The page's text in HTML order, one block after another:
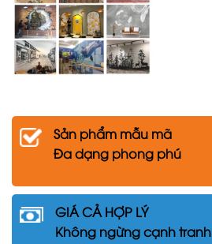
Sản phẩm mẫu mã
Đa dạng phong phú
GIÁ CẢ HỢP LÝ
Không ngừng cạnh tranh